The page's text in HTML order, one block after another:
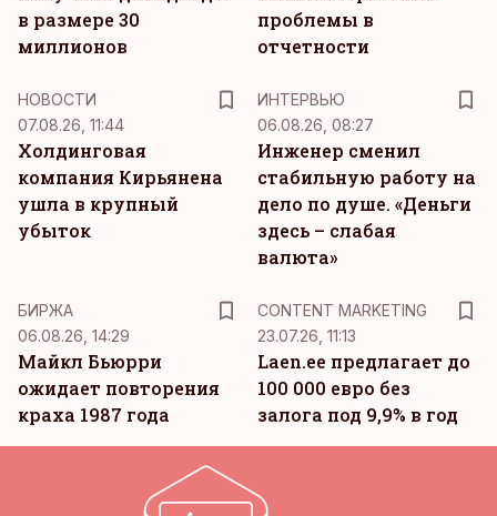
в размере 30
миллионов
проблемы в
отчетности
НОВОСТИ
07.08.26, 11:44
Холдинговая
компания Кирьянена
ушла в крупный
убыток
ИНТЕРВЬЮ
06.08.26, 08:27
Инженер сменил
стабильную работу на
дело по душе. «Деньги
здесь – слабая
валюта»
БИРЖА
06.08.26, 14:29
Майкл Бьюрри
ожидает повторения
краха 1987 года
CONTENT MARKETING
23.07.26, 11:13
Laen.ee предлагает до
100 000 евро без
залога под 9,9% в год